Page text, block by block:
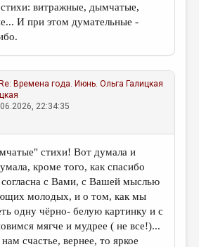
витражные, дымчатые,
И при этом думательные -
Времена года. Июнь. Ольга Галицкая
22:34:35
стихи! Вот думала и
кроме того, как спасибо
с Вами, с Вашей мыслью
молодых, и о том, как мы
одну чёрно- белую картинку и с
мягче и мудрее ( не все!)...
счастье, вернее, то яркое